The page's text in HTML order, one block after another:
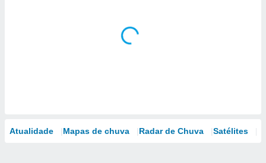
Atualidade Mapas de chuva Radar de Chuva Satélites